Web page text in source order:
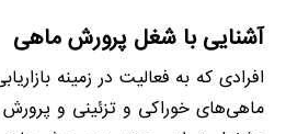
آشنایی با شغل پرورش ماهی
افرادی که به فعالیت در زمینه
ماهی‌های خوراکی و تزئینی و